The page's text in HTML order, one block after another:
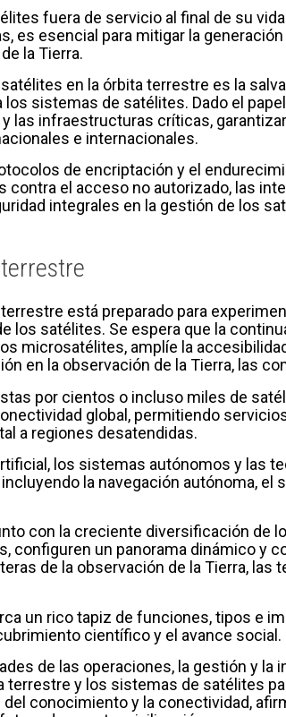
fuera de servicio al final de su
es esencial para mitigar la
la Tierra.
en la órbita terrestre es la
sistemas de satélites. Dado el
las infraestructuras críticas,
e internacionales.
de encriptación y el
el acceso no autorizado, las
integrales en la gestión de los
está preparado para
los satélites. Se espera que la
microsatélites, amplíe la
en la observación de la Tierra, las
por cientos o incluso miles de
global, permitiendo
a regiones desatendidas.
los sistemas autónomos y las
la navegación autónoma, el
con la creciente diversificación de
configuren un panorama dinámico y
de la observación de la Tierra, las
un rico tapiz de funciones, tipos e
científico y el avance social.
de las operaciones, la gestión y la
terrestre y los sistemas de satélites
conocimiento y la conectividad,